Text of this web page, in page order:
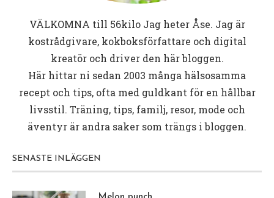
VÄLKOMNA till 56kiloJag heter Åse. Jag är
kostrådgivare, kokboksförfattare och digital
kreatör och driver den här bloggen.
Här hittar ni sedan 2003 många hälsosamma
recept och tips, ofta med guldkant för en hållbar
livsstil. Träning, tips, familj, resor, mode och
äventyr är andra saker som trängs i bloggen.
SENASTE INLÄGGEN